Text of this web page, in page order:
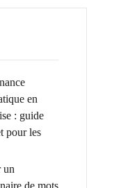
en
: guide
pour les
un
de mots